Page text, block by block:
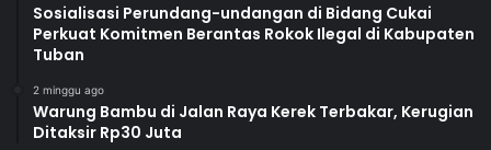
Sosialisasi Perundang-undangan di Bidang Cukai
Perkuat Komitmen Berantas Rokok Ilegal di Kabupaten
Tuban
2 minggu ago
Warung Bambu di Jalan Raya Kerek Terbakar, Kerugian
Ditaksir Rp30 Juta